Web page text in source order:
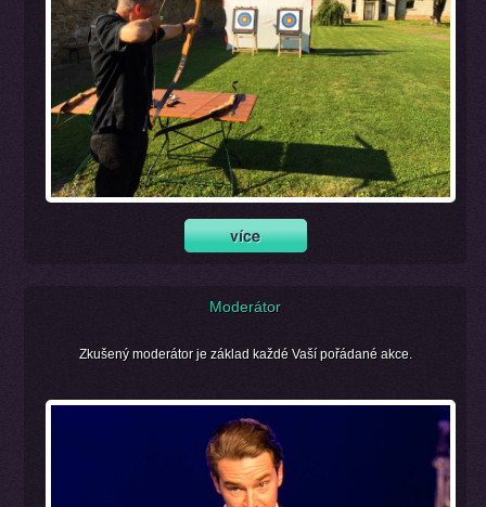
Moderátor
Zkušený moderátor je základ každé Vaší pořádané akce.